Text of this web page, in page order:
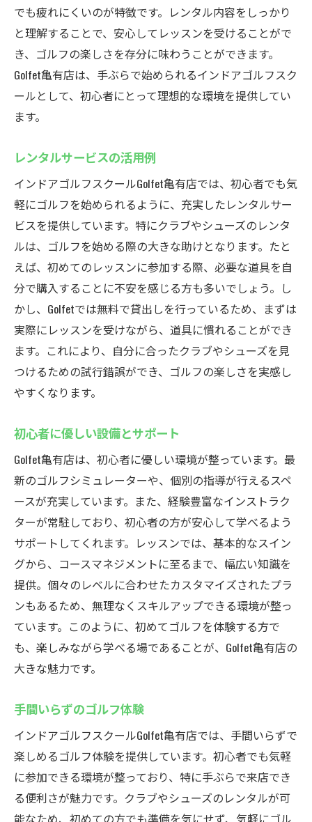
でも疲れにくいのが特徴です。レンタル内容をしっかり
と理解することで、安心してレッスンを受けることがで
き、ゴルフの楽しさを存分に味わうことができます。
Golfet亀有店は、手ぶらで始められるインドアゴルフスク
ールとして、初心者にとって理想的な環境を提供してい
ます。
レンタルサービスの活用例
インドアゴルフスクールGolfet亀有店では、初心者でも気
軽にゴルフを始められるように、充実したレンタルサー
ビスを提供しています。特にクラブやシューズのレンタ
ルは、ゴルフを始める際の大きな助けとなります。たと
えば、初めてのレッスンに参加する際、必要な道具を自
分で購入することに不安を感じる方も多いでしょう。し
かし、Golfetでは無料で貸出しを行っているため、まずは
実際にレッスンを受けながら、道具に慣れることができ
ます。これにより、自分に合ったクラブやシューズを見
つけるための試行錯誤ができ、ゴルフの楽しさを実感し
やすくなります。
初心者に優しい設備とサポート
Golfet亀有店は、初心者に優しい環境が整っています。最
新のゴルフシミュレーターや、個別の指導が行えるスペ
ースが充実しています。また、経験豊富なインストラク
ターが常駐しており、初心者の方が安心して学べるよう
サポートしてくれます。レッスンでは、基本的なスイン
グから、コースマネジメントに至るまで、幅広い知識を
提供。個々のレベルに合わせたカスタマイズされたプラ
ンもあるため、無理なくスキルアップできる環境が整っ
ています。このように、初めてゴルフを体験する方で
も、楽しみながら学べる場であることが、Golfet亀有店の
大きな魅力です。
手間いらずのゴルフ体験
インドアゴルフスクールGolfet亀有店では、手間いらずで
楽しめるゴルフ体験を提供しています。初心者でも気軽
に参加できる環境が整っており、特に手ぶらで来店でき
る便利さが魅力です。クラブやシューズのレンタルが可
能なため、初めての方でも準備を気にせず、気軽にゴル